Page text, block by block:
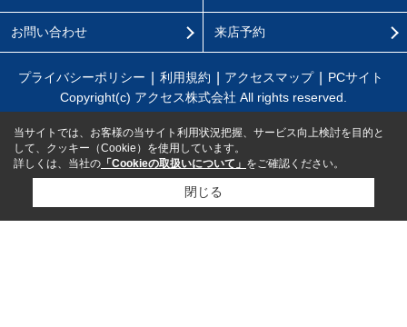
お問い合わせ 来店予約
プライバシーポリシー 利用規約 アクセスマップ
PCサイト
Copyright(c) アクセス株式会社 All rights reserved.
当サイトでは、お客様の当サイト利用状況把握、サービス向上検討を目的と
して、クッキー（Cookie）を使用しています。
詳しくは、当社の 「Cookieの取扱いについて」 をご確認ください。
閉じる